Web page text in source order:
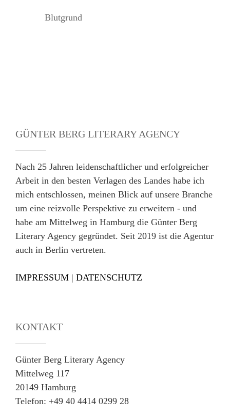
Blutgrund
GÜNTER BERG LITERARY AGENCY
Nach 25 Jahren leidenschaftlicher und erfolgreicher
Arbeit in den besten Verlagen des Landes habe ich
mich entschlossen, meinen Blick auf unsere Branche
um eine reizvolle Perspektive zu erweitern - und
habe am Mittelweg in Hamburg die Günter Berg
Literary Agency gegründet. Seit 2019 ist die Agentur
auch in Berlin vertreten.
IMPRESSUM | DATENSCHUTZ
KONTAKT
Günter Berg Literary Agency
Mittelweg 117
20149 Hamburg
Telefon: +49 40 4414 0299 28